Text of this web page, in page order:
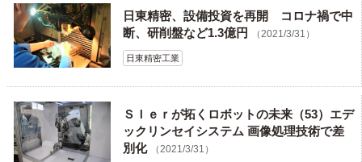
日東精密、設備投資を再開 コロナ禍で中
断、研削盤など1.3億円
（2021/3/31）
日東精密工業
ＳＩｅｒが拓くロボットの未来（53）エデ
ックリンセイシステム 画像処理技術で差
別化
（2021/3/31）